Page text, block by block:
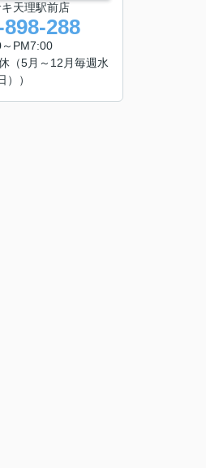
天理駅前店
288
PM7:00
（5月～12月毎週水
））